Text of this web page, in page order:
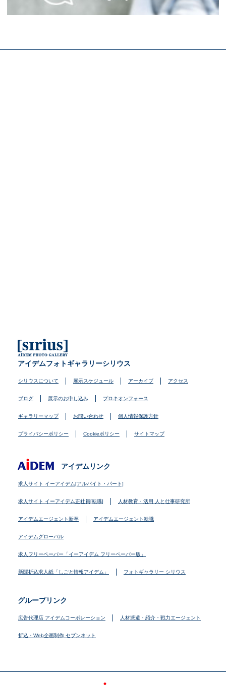
アイデムフォトギャラリーシリウス
シリウスについて 展示スケジュール アーカイブ アクセス
ブログ 展示のお申し込み プロキオンフォース
ギャラリーマップ お問い合わせ 個人情報保護方針
プライバシーポリシー Cookieポリシー サイトマップ
アイデムリンク
求人サイト イーアイデム[アルバイト・パート]
求人サイト イーアイデム正社員[転職] 人材教育・活用 人と仕事研究所
アイデムエージェント新卒 アイデムエージェント転職
アイデムグローバル
求人フリーペーパー「イーアイデム フリーペーパー版」
新聞折込求人紙「しごと情報アイデム」 フォトギャラリー シリウス
グループリンク
広告代理店 アイデムコーポレーション 人材派遣・紹介・戦力エージェント
折込・Web企画制作 セブンネット